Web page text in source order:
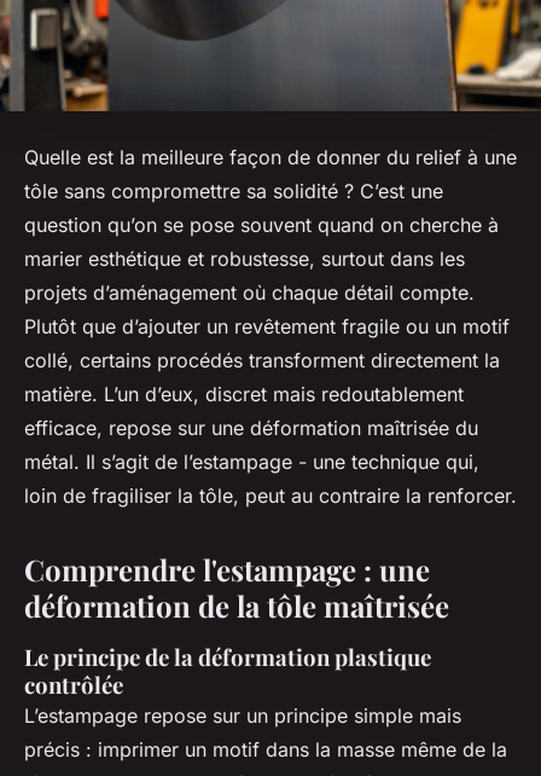
Quelle est la meilleure façon de donner du relief à une
tôle sans compromettre sa solidité ? C’est une
question qu’on se pose souvent quand on cherche à
marier esthétique et robustesse, surtout dans les
projets d’aménagement où chaque détail compte.
Plutôt que d’ajouter un revêtement fragile ou un motif
collé, certains procédés transforment directement la
matière. L’un d’eux, discret mais redoutablement
efficace, repose sur une déformation maîtrisée du
métal. Il s’agit de l’estampage - une technique qui,
loin de fragiliser la tôle, peut au contraire la renforcer.
Comprendre l'estampage : une
déformation de la tôle maîtrisée
Le principe de la déformation plastique
contrôlée
L’estampage repose sur un principe simple mais
précis : imprimer un motif dans la masse même de la